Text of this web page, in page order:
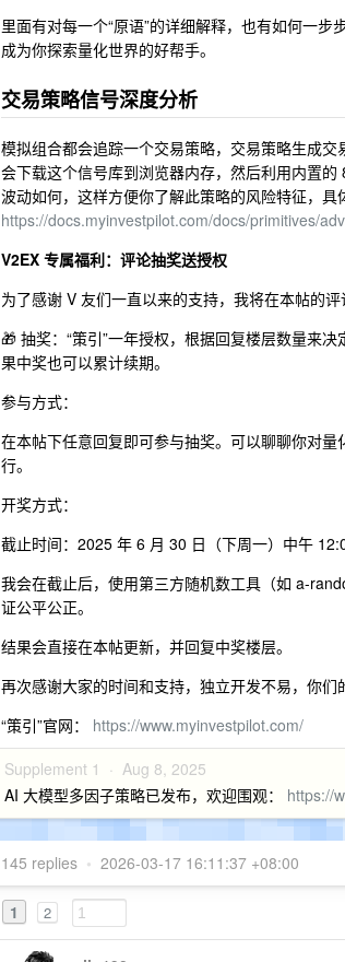
里面有对每一个“原语”的详细解释，也有如何一
成为你探索量化世界的好帮手。
交易策略信号深度分析
模拟组合都会追踪一个交易策略，交易策略生成
会下载这个信号库到浏览器内存，然后利用内置
波动如何，这样方便你了解此策略的风险特征，具
https://docs.myinvestpilot.com/docs/primitives/
V2EX 专属福利：评论抽奖送授权
为了感谢 V 友们一直以来的支持，我将在本帖的评
🎁 抽奖：“策引”一年授权，根据回复楼层数量来
果中奖也可以累计续期。
参与方式：
在本帖下任意回复即可参与抽奖。可以聊聊你对
行。
开奖方式：
截止时间：2025 年 6 月 30 日（下周一）中午
我会在截止后，使用第三方随机数工具（如 a-
证公平公正。
结果会直接在本帖更新，并回复中奖楼层。
再次感谢大家的时间和支持，独立开发不易，你们
“策引”官网： https://www.myinvestpilot.com/
Supplement 1 · Aug 8, 2025
AI 大模型多因子策略已发布，欢迎围观： https://
145 replies • 2026-03-17 16:11:37 +08:00
1 2